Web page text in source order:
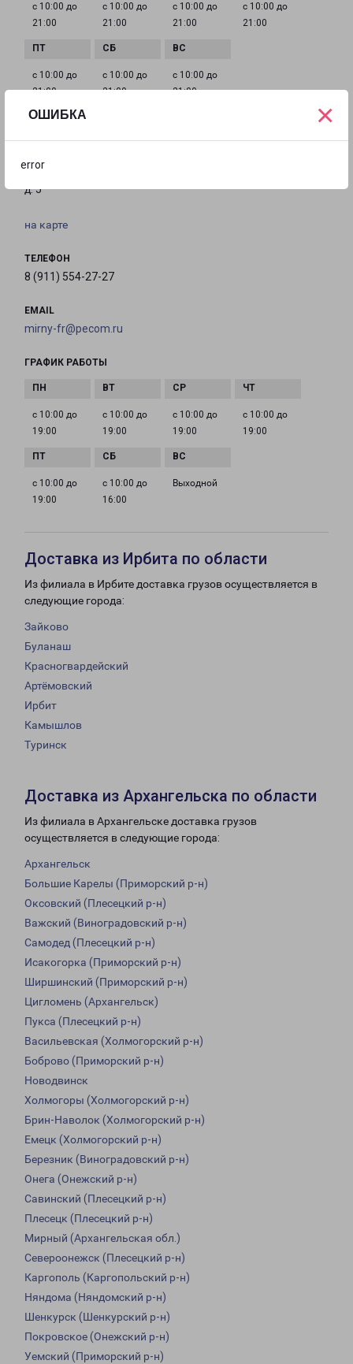
ОШИБКА
error
×
с 10:00 до
21:00
с 10:00 до
21:00
с 10:00 до
21:00
с 10:00 до
21:00
с 10:00 до
21:00
с 10:00 до
21:00
с 10:00 до
21:00
Архангельская область, г.Мирный, ул. Строителей,
д. 5
на карте
ТЕЛЕФОН
8 (911) 554-27-27
EMAIL
mirny-fr@pecom.ru
ГРАФИК РАБОТЫ
с 10:00 до
19:00
с 10:00 до
19:00
с 10:00 до
19:00
с 10:00 до
19:00
с 10:00 до
19:00
с 10:00 до
16:00
Выходной
Доставка из Ирбита по области
Из филиала в Ирбите доставка грузов осуществляется в
следующие города:
Зайково
Буланаш
Красногвардейский
Артёмовский
Ирбит
Камышлов
Туринск
Доставка из Архангельска по области
Из филиала в Архангельске доставка грузов
осуществляется в следующие города:
Архангельск
Большие Карелы (Приморский р-н)
Оксовский (Плесецкий р-н)
Важский (Виноградовский р-н)
Самодед (Плесецкий р-н)
Исакогорка (Приморский р-н)
Ширшинский (Приморский р-н)
Цигломень (Архангельск)
Пукса (Плесецкий р-н)
Васильевская (Холмогорский р-н)
Боброво (Приморский р-н)
Новодвинск
Холмогоры (Холмогорский р-н)
Брин-Наволок (Холмогорский р-н)
Емецк (Холмогорский р-н)
Березник (Виноградовский р-н)
Онега (Онежский р-н)
Савинский (Плесецкий р-н)
Плесецк (Плесецкий р-н)
Мирный (Архангельская обл.)
Североонежск (Плесецкий р-н)
Каргополь (Каргопольский р-н)
Няндома (Няндомский р-н)
Шенкурск (Шенкурский р-н)
Покровское (Онежский р-н)
Уемский (Приморский р-н)